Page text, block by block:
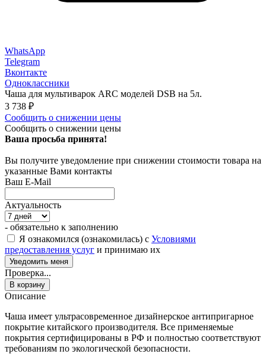
WhatsApp
Telegram
Вконтакте
Одноклассники
Чаша для мультиварок ARC моделей DSB на 5л.
3 738 ₽
Сообщить о снижении цены
Сообщить о снижении цены
Ваша просьба принята!
Вы получите уведомление при снижении стоимости товара на
указанные Вами контакты
Ваш E-Mail
Актуальность
- обязательно к заполнению
Я ознакомился (ознакомилась) с Условиями
предоставления услуг и принимаю их
Проверка...
В корзину
Описание
Чаша имеет ультрасовременное дизайнерское антипригарное
покрытие китайского производителя. Все применяемые
покрытия сертифицированы в РФ и полностью соответствуют
требованиям по экологической безопасности.